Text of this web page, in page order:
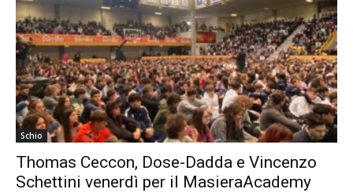
Schio
Thomas Ceccon, Dose-Dadda e Vincenzo
Schettini venerdì per il MasieraAcademy